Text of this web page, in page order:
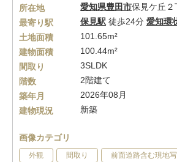
所在地 愛知県豊田市保見ケ丘２
最寄り駅
保見駅 徒歩24分 愛知環
土地面積
101.65m²
建物面積
100.44m²
間取り
3SLDK
階数
2階建て
築年月
2026年08月
建物現況
新築
画像カテゴリ
外観 間取り 前面道路含む現地